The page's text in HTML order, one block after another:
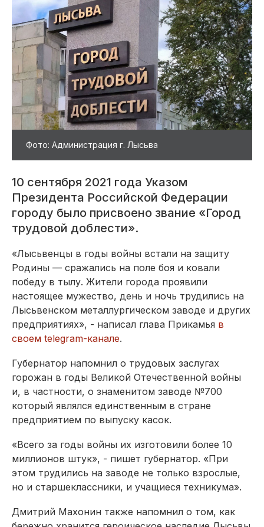
Фото: Администрация г. Лысьва
10 сентября 2021 года Указом
Президента Российской Федерации
городу было присвоено звание «Город
трудовой доблести».
«Лысьвенцы в годы войны встали на защиту
Родины — сражались на поле боя и ковали
победу в тылу. Жители города проявили
настоящее мужество, день и ночь трудились на
Лысьвенском металлургическом заводе и других
предприятиях», - написал глава Прикамья в
своем telegram-канале.
Губернатор напомнил о трудовых заслугах
горожан в годы Великой Отечественной войны
и, в частности, о знаменитом заводе №700
который являлся единственным в стране
предприятием по выпуску касок.
«Всего за годы войны их изготовили более 10
миллионов штук», - пишет губернатор. «При
этом трудились на заводе не только взрослые,
но и старшеклассники, и учащиеся техникума».
Дмитрий Махонин также напомнил о том, как